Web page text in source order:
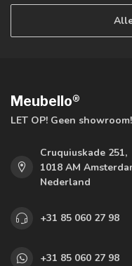
Meubello®
LET OP! Geen showroom!
Cruquiuskade 251,
1018 AM
Nederland
+31 85 060 27 98
+31 85 060 27 98